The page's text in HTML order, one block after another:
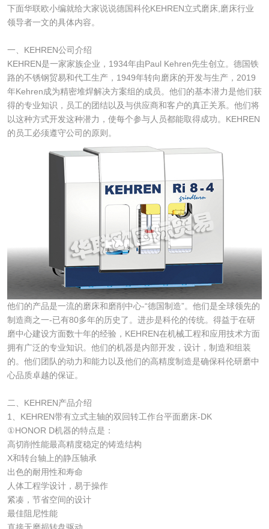
下面华联欧小编就给大家说说德国科伦KEHREN立式磨床,磨床行业
领导者一文的具体内容。
一、KEHREN公司介绍
KEHREN是一家家族企业，1934年由Paul Kehren先生创立。德国铁
路的不锈钢贸易和代工生产，1949年转向磨床的开发与生产，2019
年Kehren成为精密堆焊解决方案组的成员。他们的基本潜力是他们获
得的专业知识，员工的团结以及与供应商和客户的真正关系。他们将
以这种方式开发这种潜力，使每个参与人员都能取得成功。KEHREN
的员工必须遵守公司的原则。
他们的产品是一流的磨床和磨削中心-“德国制造”。他们是全球领先的
制造商之一-已有80多年的历史了。进步是科伦的传统。得益于在研
磨中心建设方面数十年的经验，KEHREN在机械工程和应用技术方面
拥有广泛的专业知识。他们的机器是内部开发，设计，制造和组装
的。他们团队的动力和能力以及他们的高精度制造是确保科伦研磨中
心品质卓越的保证。
二、KEHREN产品介绍
1、KEHREN带有立式主轴的双回转工作台平面磨床-DK
①HONOR D机器的特点是：
高切削性能最高精度稳定的铸造结构
X和转台轴上的静压轴承
出色的耐用性和寿命
人体工程学设计，易于操作
紧凑，节省空间的设计
最佳阻尼性能